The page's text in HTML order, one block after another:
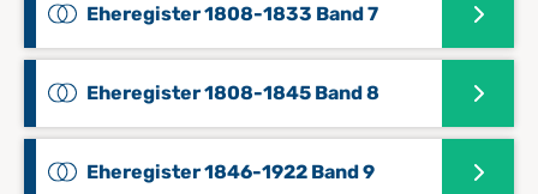
Eheregister 1808-1833 Band 7
Eheregister 1808-1845 Band 8
Eheregister 1846-1922 Band 9